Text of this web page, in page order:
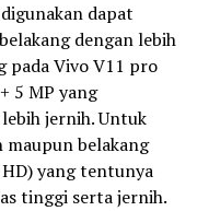
dapat
dengan lebih
pada Vivo V11 pro
5 MP yang
jernih. Untuk
maupun belakang
yang tentunya
tinggi serta jernih.